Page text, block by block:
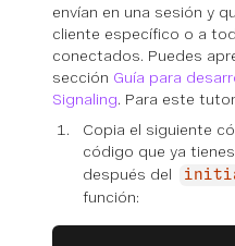
envían en una sesión y
cliente específico o a
conectados. Puedes
sección Guía para
Signaling. Para este
Copia el siguiente
código que ya
después del
función: